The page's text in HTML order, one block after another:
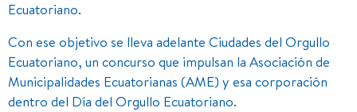
Ecuatoriano.
Con ese objetivo se lleva adelante Ciudades del Orgullo
Ecuatoriano, un concurso que impulsan la Asociación de
Municipalidades Ecuatorianas (AME) y esa corporación
dentro del Día del Orgullo Ecuatoriano.